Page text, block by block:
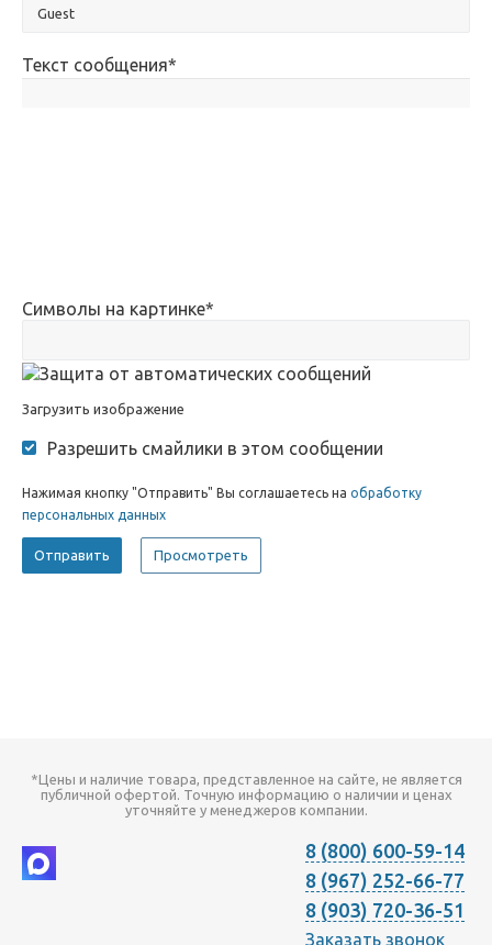
Текст сообщения*
Символы на картинке*
Загрузить изображение
Разрешить смайлики в этом сообщении
Нажимая кнопку "Отправить" Вы соглашаетесь на обработку
персональных данных
*Цены и наличие товара, представленное на сайте, не является
публичной офертой. Точную информацию о наличии и ценах
уточняйте у менеджеров компании.
8 (800) 600-59-14
8 (967) 252-66-77
8 (903) 720-36-51
Заказать звонок